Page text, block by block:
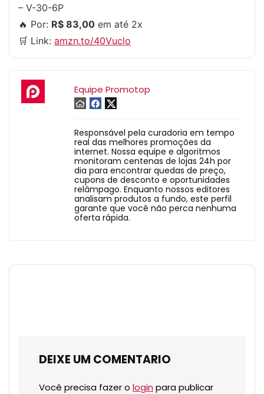
– V-30-6P
🔥 Por: R$ 83,00 em até 2x
🛒 Link: amzn.to/40Vuclo
Equipe Promotop
Responsável pela curadoria em tempo
real das melhores promoções da
internet. Nossa equipe e algoritmos
monitoram centenas de lojas 24h por
dia para encontrar quedas de preço,
cupons de desconto e oportunidades
relâmpago. Enquanto nossos editores
analisam produtos a fundo, este perfil
garante que você não perca nenhuma
oferta rápida.
DEIXE UM COMENTARIO
Você precisa fazer o login para publicar